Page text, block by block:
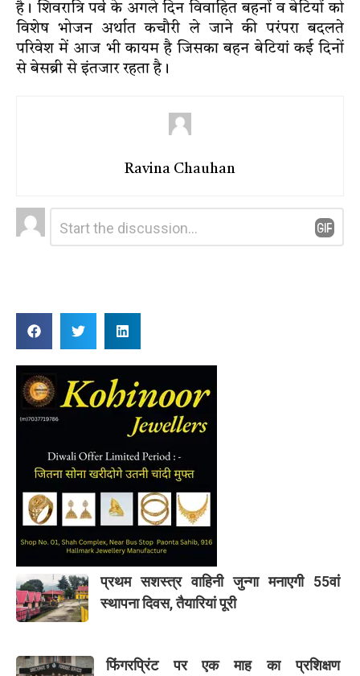
है। शिवरात्रि पर्व के अगले दिन विवाहित बहनों व बेटियों को
विशेष भोजन अर्थात कचौरी ले जाने की परंपरा बदलते
परिवेश में आज भी कायम है जिसका बहन बेटियां कई दिनों
से बेसब्री से इंतजार रहता है।
Ravina Chauhan
Leave
a
Comment
प्रथम सशस्त्र वाहिनी जुन्गा मनाएगी 55वां
स्थापना दिवस, तैयारियां पूरी
फिंगरप्रिंट पर एक माह का प्रशिक्षण